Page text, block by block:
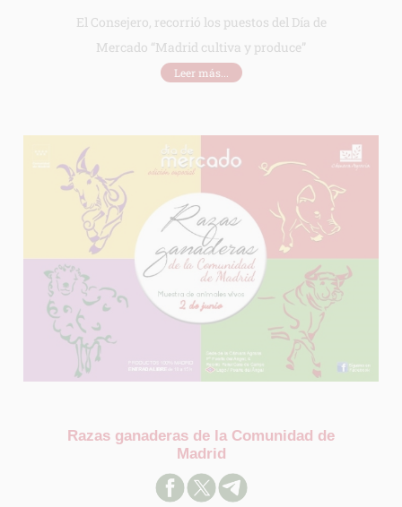
El Consejero, recorrió los puestos del Día de
Mercado “Madrid cultiva y produce”
Leer más...
Razas ganaderas de la Comunidad de
Madrid